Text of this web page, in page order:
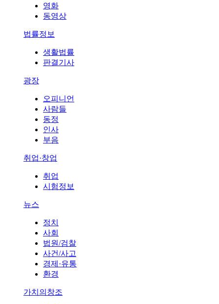
영화
동영상
법률정보
생활법률
판결기사
광장
오피니언
사람들
동정
인사
부음
취업·창업
취업
시험정보
뉴스
정치
사회
법원/검찰
사건/사고
경제·유통
환경
가치의창조